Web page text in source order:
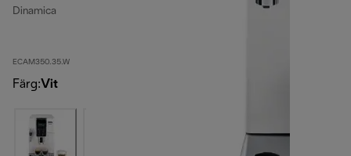
Dinamica
ECAM350.35.W
Färg:Vit